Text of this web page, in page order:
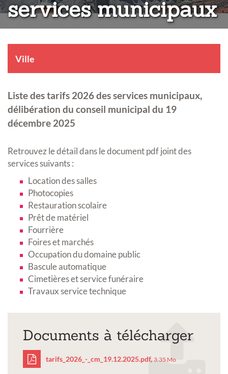
services municipaux
Ville
Liste des tarifs 2026 des services municipaux,
délibération du conseil municipal du 19
décembre 2025
Retrouvez le détail dans le document pdf joint des
services suivants :
Location des salles
Photocopies
Restauration scolaire
Prêt de matériel
Fourrière
Foires et marchés
Occupation du domaine public
Bascule automatique
Cimetières et service funéraire
Travaux service technique
Documents à télécharger
tarifs_2026_-_cm_19.12.2025.pdf, 3.35 Mo